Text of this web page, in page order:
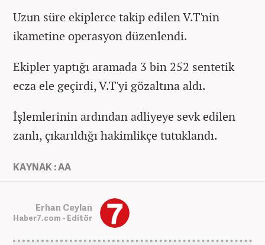
Uzun süre ekiplerce takip edilen V.T'nin
ikametine operasyon düzenlendi.
Ekipler yaptığı aramada 3 bin 252 sentetik
ecza ele geçirdi, V.T'yi gözaltına aldı.
İşlemlerinin ardından adliyeye sevk edilen
zanlı, çıkarıldığı hakimlikçe tutuklandı.
KAYNAK : AA
Erhan Ceylan
Haber7.com - Editör